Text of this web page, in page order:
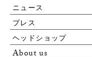
ニュース
プレス
ヘッドショップ